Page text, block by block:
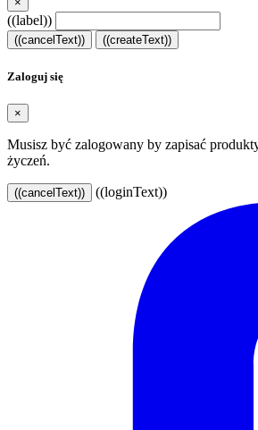
((label))
((cancelText)) ((createText))
Zaloguj się
×
Musisz być zalogowany by zapisać
życzeń.
((cancelText)) ((loginText))